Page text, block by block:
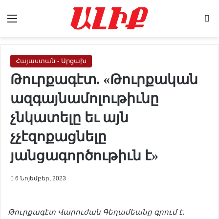
Հայաստան - Արցախ
Թուրքագէտ. «Թուրքական
ազգայնամոլութիւնը
չնկատելը եւ այն
չչէզոքացնելը
յանցագործութիւն է»
6 Նոյեմբեր, 2023
Թուրքագէտ Վարուժան Գեղամեանը գրում է.